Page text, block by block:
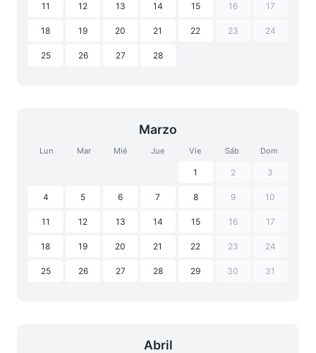
11 12 13 14 15 16 17
18 19 20 21 22 23 24
25 26 27 28
Marzo
Lun Mar Mié Jue Vie Sáb Dom
1 2 3
4 5 6 7 8 9 10
11 12 13 14 15 16 17
18 19 20 21 22 23 24
25 26 27 28 29 30 31
Abril